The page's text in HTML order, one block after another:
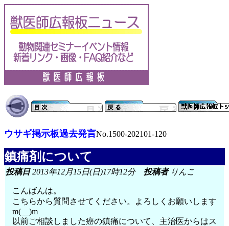
ウサギ掲示板過去発言No.1500-202101-120
鎮痛剤について
投稿日2013年12月15日(日)17時12分 投稿者りんこ
こんばんは。
こちらから質問させてください。よろしくお願いします
m(__)m
以前ご相談しました癌の鎮痛について、主治医からはス